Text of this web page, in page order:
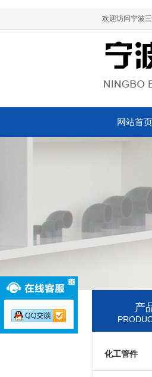
欢迎访问宁波
网站首页
产
化工管件